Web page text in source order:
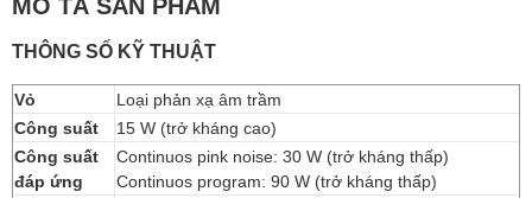
THÔNG SỐ KỸ THUẬT
Vỏ
Loại phản xạ âm trầm
Công suất
15 W (trở kháng cao)
Công suất
đáp ứng
Continuos pink noise: 30 W (trở kháng thấp)
Continuos program: 90 W (trở kháng thấp)